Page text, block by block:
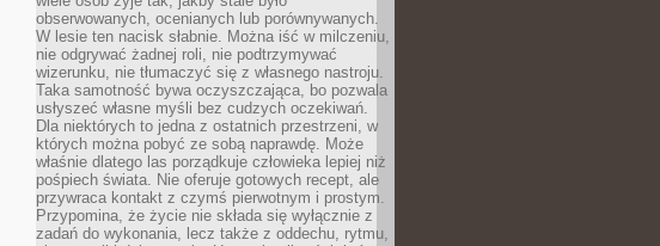
obserwowanych, ocenianych lub porównywanych.
W lesie ten nacisk słabnie. Można iść w milczeniu,
nie odgrywać żadnej roli, nie podtrzymywać
wizerunku, nie tłumaczyć się z własnego nastroju.
Taka samotność bywa oczyszczająca, bo pozwala
usłyszeć własne myśli bez cudzych oczekiwań.
Dla niektórych to jedna z ostatnich przestrzeni, w
których można pobyć ze sobą naprawdę. Może
właśnie dlatego las porządkuje człowieka lepiej niż
pośpiech świata. Nie oferuje gotowych recept, ale
przywraca kontakt z czymś pierwotnym i prostym.
Przypomina, że życie nie składa się wyłącznie z
zadań do wykonania, lecz także z oddechu, rytmu,